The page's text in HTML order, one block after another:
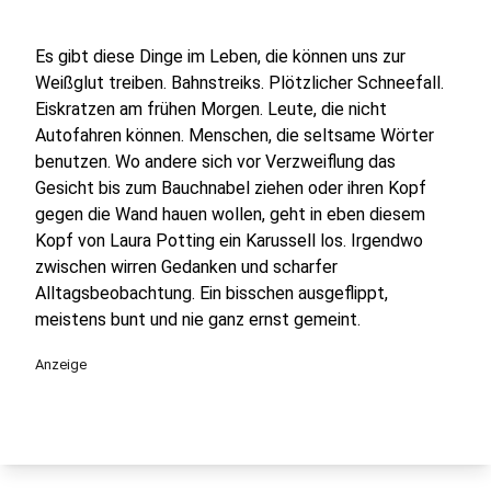
Es gibt diese Dinge im Leben, die können uns zur
Weißglut treiben. Bahnstreiks. Plötzlicher Schneefall.
Eiskratzen am frühen Morgen. Leute, die nicht
Autofahren können. Menschen, die seltsame Wörter
benutzen. Wo andere sich vor Verzweiflung das
Gesicht bis zum Bauchnabel ziehen oder ihren Kopf
gegen die Wand hauen wollen, geht in eben diesem
Kopf von Laura Potting ein Karussell los. Irgendwo
zwischen wirren Gedanken und scharfer
Alltagsbeobachtung. Ein bisschen ausgeflippt,
meistens bunt und nie ganz ernst gemeint.
Anzeige